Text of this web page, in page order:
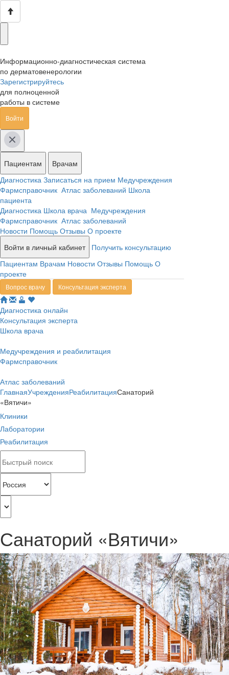
Информационно-диагностическая система
по дерматовенерологии
Зарегистрируйтесь
для полноценной
работы в системе
Войти
Пациентам
Врачам
Диагностика Записаться на прием Медучреждения
Фармсправочник Атлас заболеваний Школа
пациента
Диагностика Школа врача Медучреждения
Фармсправочник Атлас заболеваний
Новости Помощь Отзывы О проекте
Войти в личный кабинет
Получить консультацию
Пациентам Врачам Новости Отзывы Помощь О
проекте
Вопрос врачу Консультация эксперта
Диагностика онлайн
Консультация эксперта
Школа врача
Медучреждения и реабилитация
Фармсправочник
Атлас заболеваний
ГлавнаяУчрежденияРеабилитацияСанаторий
«Вятичи»
Клиники
Лаборатории
Реабилитация
Санаторий «Вятичи»